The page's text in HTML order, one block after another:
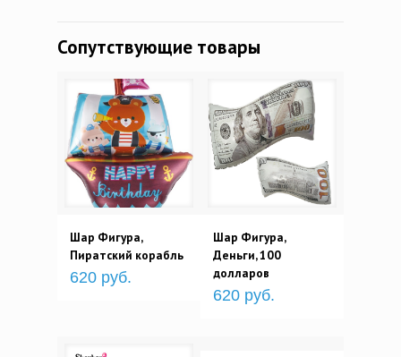
Сопутствующие товары
Шар Фигура,
Пиратский корабль
620 руб.
Шар Фигура,
Деньги, 100
долларов
620 руб.